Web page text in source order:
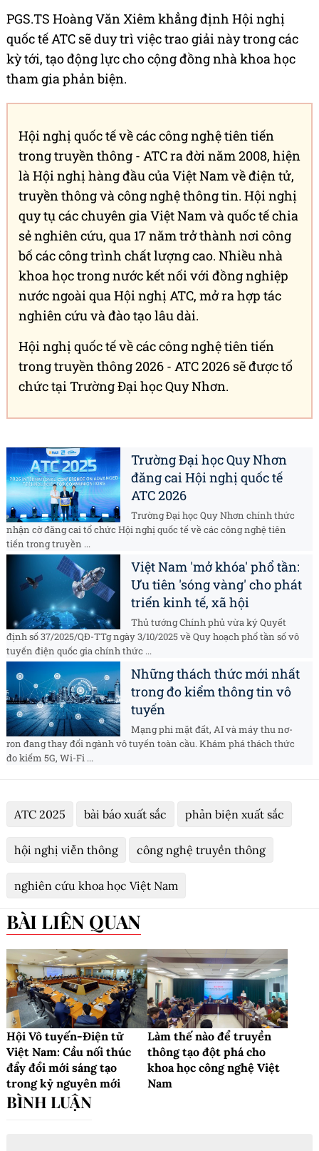
PGS.TS Hoàng Văn Xiêm khẳng định Hội nghị
quốc tế ATC sẽ duy trì việc trao giải này trong các
kỳ tới, tạo động lực cho cộng đồng nhà khoa học
tham gia phản biện.
Hội nghị quốc tế về các công nghệ tiên tiến
trong truyền thông - ATC ra đời năm 2008, hiện
là Hội nghị hàng đầu của Việt Nam về điện tử,
truyền thông và công nghệ thông tin. Hội nghị
quy tụ các chuyên gia Việt Nam và quốc tế chia
sẻ nghiên cứu, qua 17 năm trở thành nơi công
bố các công trình chất lượng cao. Nhiều nhà
khoa học trong nước kết nối với đồng nghiệp
nước ngoài qua Hội nghị ATC, mở ra hợp tác
nghiên cứu và đào tạo lâu dài.
Hội nghị quốc tế về các công nghệ tiên tiến
trong truyền thông 2026 - ATC 2026 sẽ được tổ
chức tại Trường Đại học Quy Nhơn.
Trường Đại học Quy Nhơn
đăng cai Hội nghị quốc tế
ATC 2026
Trường Đại học Quy Nhơn chính thức
nhận cờ đăng cai tổ chức Hội nghị quốc tế về các công nghệ tiên
tiến trong truyền ...
Việt Nam 'mở khóa' phổ tần:
Ưu tiên 'sóng vàng' cho phát
triển kinh tế, xã hội
Thủ tướng Chính phủ vừa ký Quyết
định số 37/2025/QĐ-TTg ngày 3/10/2025 về Quy hoạch phổ tần số vô
tuyến điện quốc gia chính thức ...
Những thách thức mới nhất
trong đo kiểm thông tin vô
tuyến
Mạng phi mặt đất, AI và máy thu nơ-
ron đang thay đổi ngành vô tuyến toàn cầu. Khám phá thách thức
đo kiểm 5G, Wi-Fi ...
ATC 2025 bài báo xuất sắc phản biện xuất sắc
hội nghị viễn thông công nghệ truyền thông
nghiên cứu khoa học Việt Nam
BÀI LIÊN QUAN
Hội Vô tuyến-Điện tử
Việt Nam: Cầu nối thúc
đẩy đổi mới sáng tạo
trong kỷ nguyên mới
Làm thế nào để truyền
thông tạo đột phá cho
khoa học công nghệ Việt
Nam